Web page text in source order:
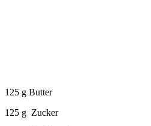
125 g Butter
125 g Zucker